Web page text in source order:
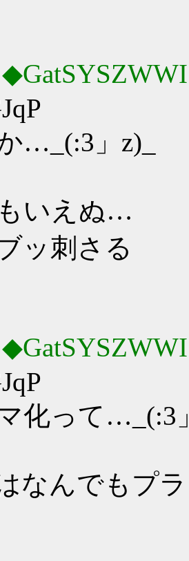
◆GatSYSZWWI
…_(:3」z)_
いえぬ…
ッ刺さる
◆GatSYSZWWI
化って…_(:3
なんでもプ